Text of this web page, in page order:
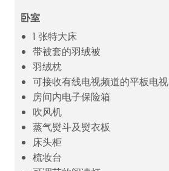
卧室
1 张特大床
带被套的羽绒被
羽绒枕
可接收有线电视频道的平板电视
房间内电子保险箱
吹风机
蒸气熨斗及熨衣板
床头柜
梳妆台